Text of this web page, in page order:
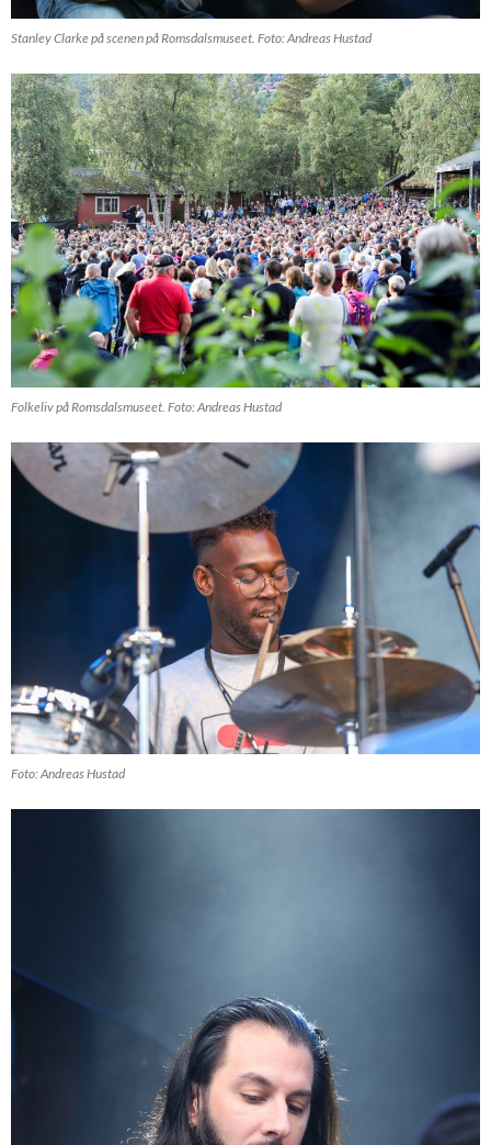
Stanley Clarke på scenen på Romsdalsmuseet. Foto: Andreas Hustad
Folkeliv på Romsdalsmuseet. Foto: Andreas Hustad
Foto: Andreas Hustad